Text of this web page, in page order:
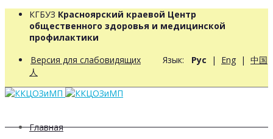
КГБУЗ Красноярский краевой Центр
общественного здоровья и медицинской
профилактики
Версия для слабовидящих Язык: Рус | Eng | 中国
人
Главная